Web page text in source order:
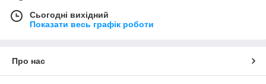
Сьогодні вихідний
Показати весь графік роботи
Про нас